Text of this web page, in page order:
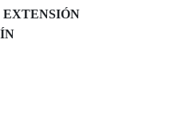
EXTENSIÓN